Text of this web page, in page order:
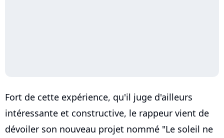
Fort de cette expérience, qu'il juge d'ailleurs
intéressante et constructive, le rappeur vient de
dévoiler son nouveau projet nommé "Le soleil ne